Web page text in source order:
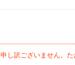
申し訳ございません。た